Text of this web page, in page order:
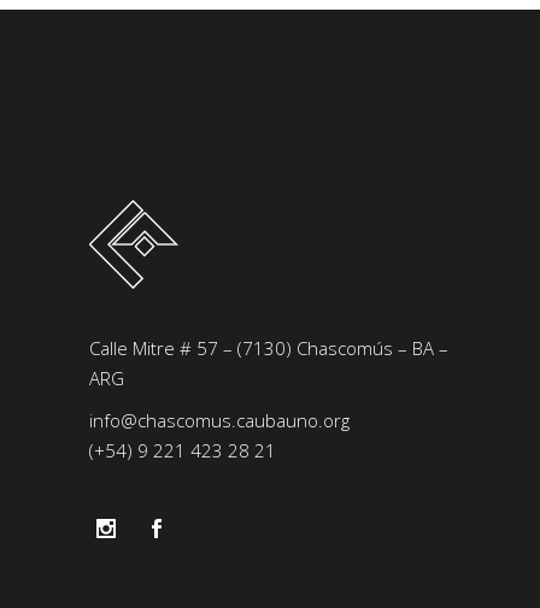
Calle Mitre # 57 – (7130) Chascomús – BA –
ARG
info@chascomus.caubauno.org
(+54) 9 221 423 28 21